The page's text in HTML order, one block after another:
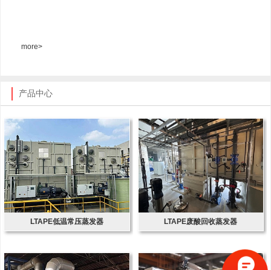
more>
产品中心
LTAPE低温常压蒸发器 LTAPE废酸回收蒸发器